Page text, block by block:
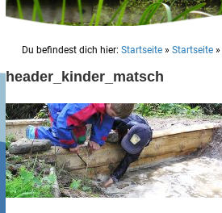
Du befindest dich hier: Startseite » Startseite »
header_kinder_matsch